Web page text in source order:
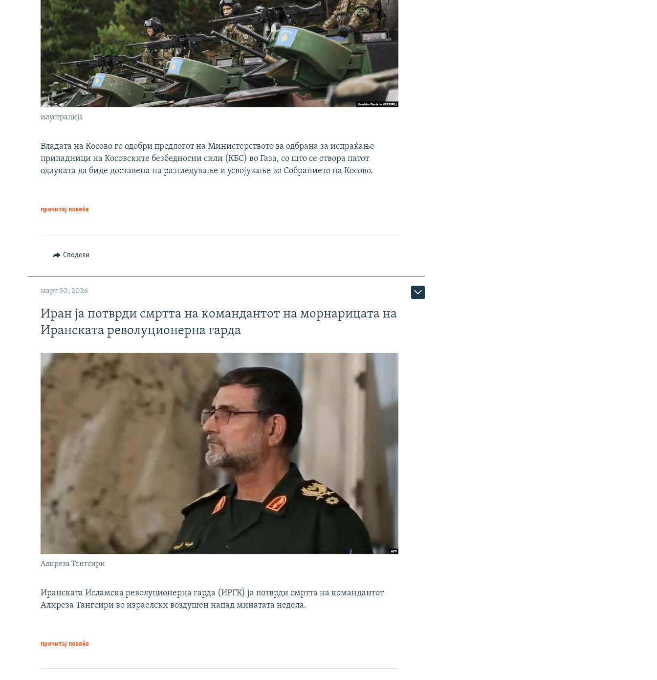
илустрација
Владата на Косово го одобри предлогот на Министерството за одбрана за испраќање
припадници на Косовските безбедносни сили (КБС) во Газа, со што се отвора патот
одлуката да биде доставена на разгледување и усвојување во Собранието на Косово.
прочитај повеќе
Сподели
март 30, 2026
Иран ја потврди смртта на командантот на морнарицата на
Иранската револуционерна гарда
Алиреза Тангсири
Иранската Исламска револуционерна гарда (ИРГК) ја потврди смртта на командантот
Алиреза Тангсири во израелски воздушен напад минатата недела.
прочитај повеќе